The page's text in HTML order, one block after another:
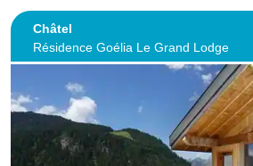
Châtel
Résidence Goélia Le Grand Lodge